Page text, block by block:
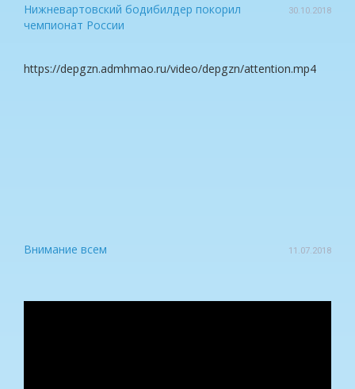
Нижневартовский бодибилдер покорил
чемпионат России
30.10.2018
https://depgzn.admhmao.ru/video/depgzn/attention.mp4
Внимание всем 11.07.2018